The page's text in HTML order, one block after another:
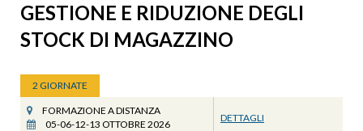
GESTIONE E RIDUZIONE DEGLI
STOCK DI MAGAZZINO
2 GIORNATE
FORMAZIONE A DISTANZA
05-06-12-13 OTTOBRE 2026
DETTAGLI